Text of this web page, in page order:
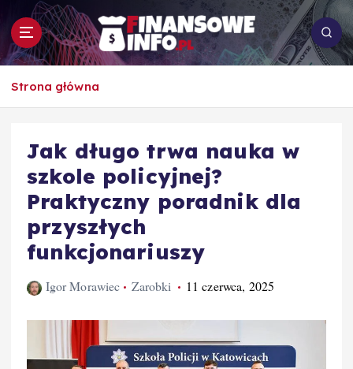
p
To i owo o rachunkowości, pracy, biznesie i
Strona główna
Jak długo trwa nauka w
szkole policyjnej?
Praktyczny poradnik dla
przyszłych
funkcjonariuszy
Igor Morawiec Zarobki 11 czerwca, 2025